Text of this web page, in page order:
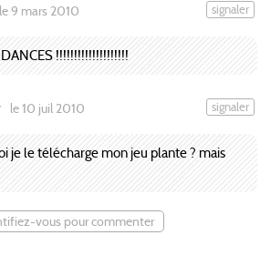
le 9 mars 2010 signaler
!!!!!!!!!!!!!!!!!!!!
le 10 juil 2010 signaler
je le télécharge mon jeu plante ? mais
vous pour commenter